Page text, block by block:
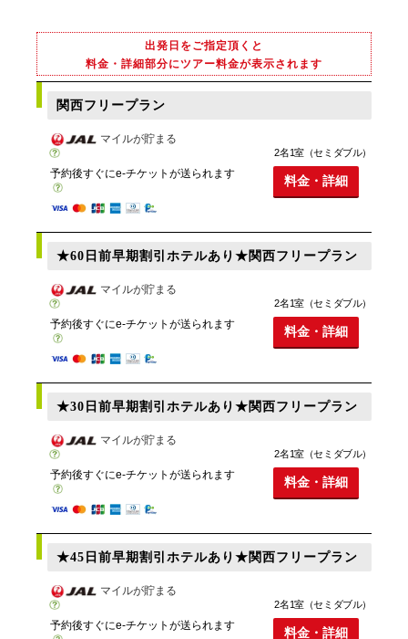
出発日をご指定頂くと
料金・詳細部分にツアー料金が表示されます
関西フリープラン
マイルが貯まる
予約後すぐにe-チケットが送られます
2名1室（セミダブル）
料金・詳細
★60日前早期割引ホテルあり★関西フリープラン
マイルが貯まる
予約後すぐにe-チケットが送られます
2名1室（セミダブル）
料金・詳細
★30日前早期割引ホテルあり★関西フリープラン
マイルが貯まる
予約後すぐにe-チケットが送られます
2名1室（セミダブル）
料金・詳細
★45日前早期割引ホテルあり★関西フリープラン
マイルが貯まる
予約後すぐにe-チケットが送られます
2名1室（セミダブル）
料金・詳細